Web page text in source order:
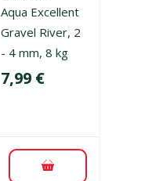
Aqua Excellent
Gravel River, 2
- 4 mm, 8 kg
Cena
7,99 €
Pievienot grozam